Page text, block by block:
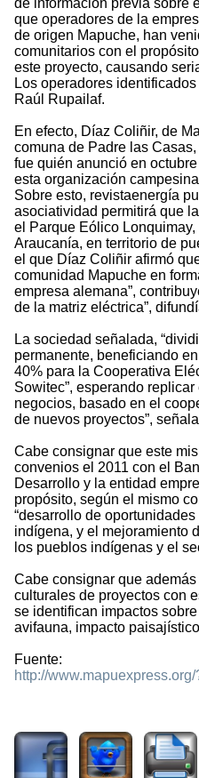
de información previa sobre
que operadores de la
de origen Mapuche, han
comunitarios con el
este proyecto, causando
Los operadores
Raúl Rupailaf.
En efecto, Díaz Coliñir, de
comuna de Padre las
fue quién anunció en
esta organización
Sobre esto, revistaenergía
asociatividad permitirá que
el Parque Eólico
Araucanía, en territorio de
el que Díaz Coliñir afirmó
comunidad Mapuche en
empresa alemana”,
de la matriz eléctrica”,
La sociedad señalada,
permanente, beneficiando
40% para la Cooperativa
Sowitec”, esperando
negocios, basado en el
de nuevos proyectos”,
Cabe consignar que este
convenios el 2011 con el
Desarrollo y la entidad
propósito, según el mismo
“desarrollo de
indígena, y el mejoramiento
los pueblos indígenas y el
Cabe consignar que
culturales de proyectos con
se identifican impactos
avifauna, impacto
Fuente:
http://www.mapuexpress.org/